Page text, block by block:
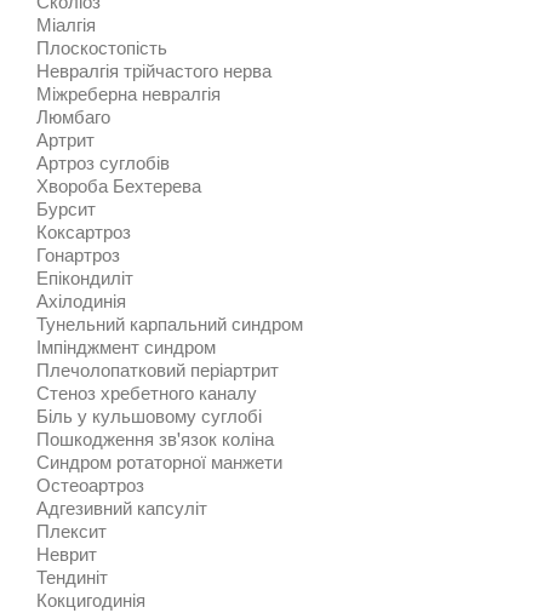
Міалгія
Плоскостопість
Невралгія трійчастого нерва
Міжреберна невралгія
Люмбаго
Артрит
Артроз суглобів
Хвороба Бехтерева
Бурсит
Коксартроз
Гонартроз
Епікондиліт
Ахілодинія
Тунельний карпальний синдром
Імпінджмент синдром
Плечолопатковий періартрит
Стеноз хребетного каналу
Біль у кульшовому суглобі
Пошкодження зв'язок коліна
Синдром ротаторної манжети
Остеоартроз
Адгезивний капсуліт
Плексит
Неврит
Тендиніт
Кокцигодинія